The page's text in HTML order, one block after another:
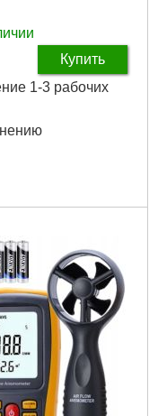
Купить
1-3 рабочих
-10 - 45 °C
- 30 м/с
Нет
мм